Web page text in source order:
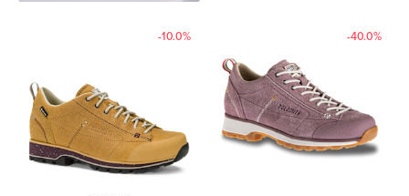
-10.0% -40.0%